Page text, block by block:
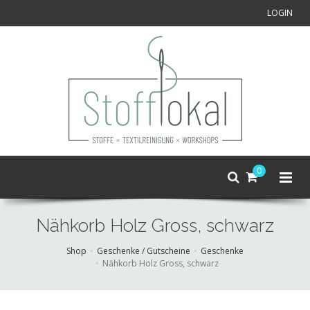
LOGIN
0
Nähkorb Holz Gross, schwarz
Shop Geschenke / Gutscheine
Geschenke
Nähkorb Holz Gross, schwarz